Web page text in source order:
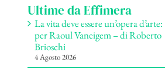
Ultime da Effimera
La vita deve essere un’opera d’arte:
per Raoul Vaneigem – di Roberto
Brioschi
4 Agosto 2026